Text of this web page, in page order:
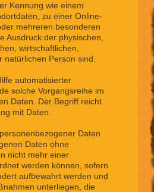
Kennung wie einem
zu einer Online-
mehreren besonderen
Ausdruck der physischen,
wirtschaftlichen,
Person sind.
automatisierter
solche Vorgangsreihe im
Daten. Der Begriff reicht
mit Daten.
Daten
Daten ohne
nicht mehr einer
werden können, sofern
aufbewahrt werden und
unterliegen, die